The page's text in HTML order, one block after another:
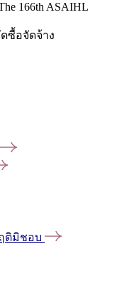
166th ASAIHL
ซื้อจัดจ้าง
ติมิชอบ